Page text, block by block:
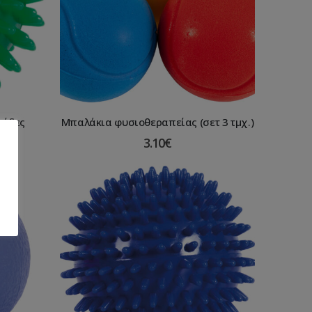
Μπαλάκια φυσιοθεραπείας (σετ 3 τμχ.)
3.10€